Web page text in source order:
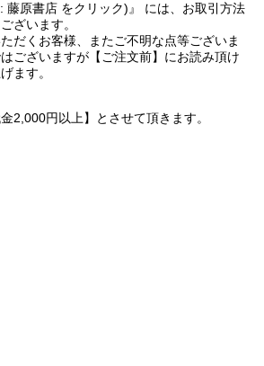
原書店 をクリック)』 には、お取引方法
ざいます。
だくお客様、またご不明な点等ございま
ございますが【ご注文前】にお読み頂け
ます。
2,000円以上】とさせて頂きます。